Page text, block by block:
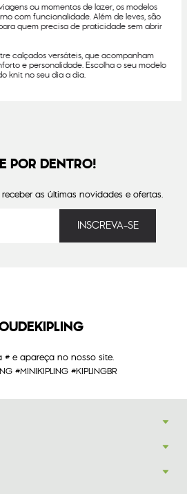
ou momentos de lazer, os modelos
com funcionalidade. Além de leves, são
quem precisa de praticidade sem abrir
calçados versáteis, que acompanham
e personalidade. Escolha o seu modelo
knit no seu dia a dia.
POR DENTRO!
as últimas novidades e ofertas.
# e apareça no nosso site.
#MINIKIPLING #KIPLINGBR